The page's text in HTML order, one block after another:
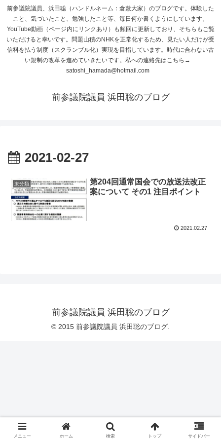
前参議院議員、浜田聡（ハンドルネーム：倉敷大家）のブログです。体験した
こと、気づいたこと、勉強したこと等、毎日何か書くようにしています。
YouTube動画（ページ内にリンクあり）も頻回に更新しており、そちらもご覧
いただけると幸いです。問題山積のNHKを正常化するため、見たい人だけが受
信料を払う制度（スクランブル化）実現を目指しています。時代に合わない古
い規制の改革を進めていきたいです。私への連絡先はこちら→
satoshi_hamada@hotmail.com
前参議院議員 浜田聡のブログ
2021-02-27
未分類
第204回通常国会での放送法改正
案について その1 注目ポイント
2021.02.27
前参議院議員 浜田聡のブログ
© 2015 前参議院議員 浜田聡のブログ.
メニュー ホーム 検索 トップ サイドバー